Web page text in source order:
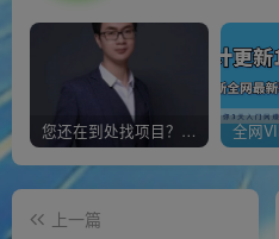
您还在到处找项目？还在当韭菜？我靠经营“一个小目标网创商城”年入百W+，曾经我也负债累累!
上一篇